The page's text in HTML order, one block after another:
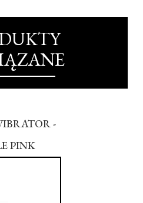
-
PINK